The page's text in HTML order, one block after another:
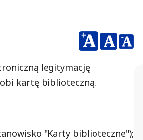
legitymację
kartę biblioteczną.
"Karty biblioteczne");